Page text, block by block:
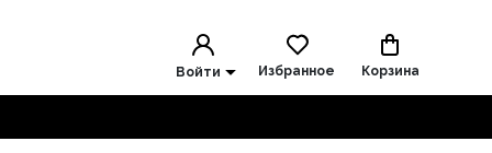
Войти Избранное Корзина